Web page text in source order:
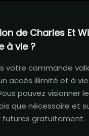
de Charles Et
à vie ?
votre commande
accès illimité et à
pouvez visionner
que nécessaire et
futures gratuitement.